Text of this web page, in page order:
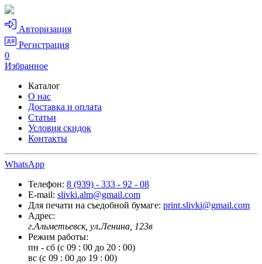
Авторизация
Регистрация
0
Избранное
Каталог
О нас
Доставка и оплата
Статьи
Условия скидок
Контакты
WhatsApp
Телефон: 8 (939) - 333 - 92 - 08
E-mail: slivki.alm@gmail.com
Для печати на съедобной бумаге: print.slivki@gmail.com
Адрес:
г.Альметьевск, ул.Ленина, 123в
Режим работы:
пн - сб (с 09 : 00 до 20 : 00)
вс (с 09 : 00 до 19 : 00)